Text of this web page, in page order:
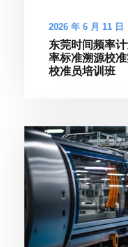
2026 年 6 月 11 日
东莞时间频率
率标准溯源校
校准员培训班